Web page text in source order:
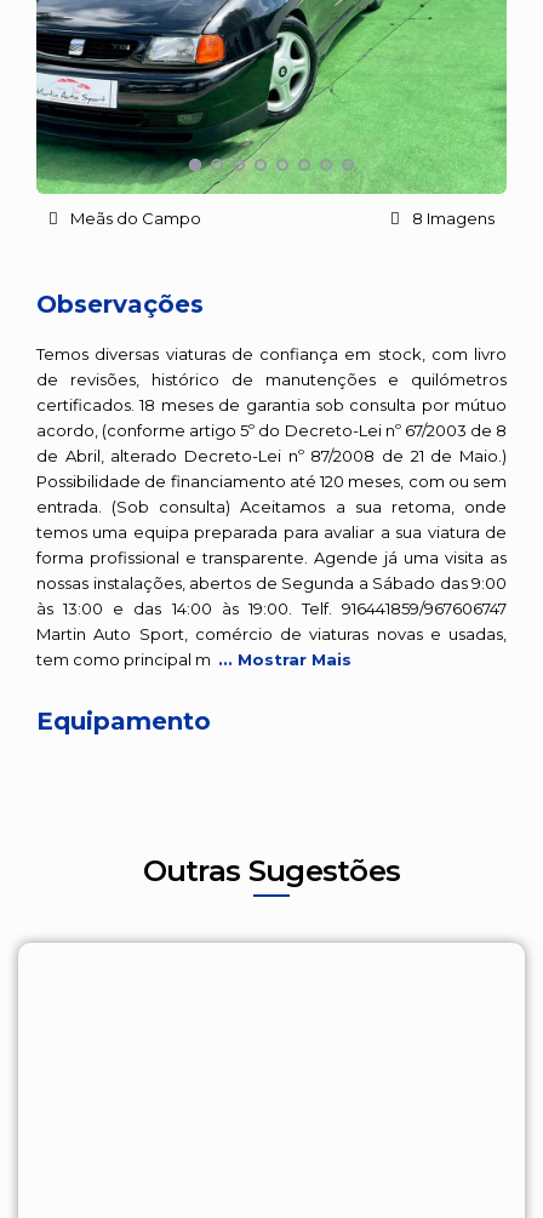
Meãs do Campo 8 Imagens
Observações
Temos diversas viaturas de confiança em stock, com livro
de revisões, histórico de manutenções e quilómetros
certificados. 18 meses de garantia sob consulta por mútuo
acordo, (conforme artigo 5º do Decreto-Lei nº 67/2003 de 8
de Abril, alterado Decreto-Lei nº 87/2008 de 21 de Maio.)
Possibilidade de financiamento até 120 meses, com ou sem
entrada. (Sob consulta) Aceitamos a sua retoma, onde
temos uma equipa preparada para avaliar a sua viatura de
forma profissional e transparente. Agende já uma visita as
nossas instalações, abertos de Segunda a Sábado das 9:00
às 13:00 e das 14:00 às 19:00. Telf. 916441859/967606747
Martin Auto Sport, comércio de viaturas novas e usadas,
tem como principal m ... Mostrar Mais
Equipamento
Outras Sugestões